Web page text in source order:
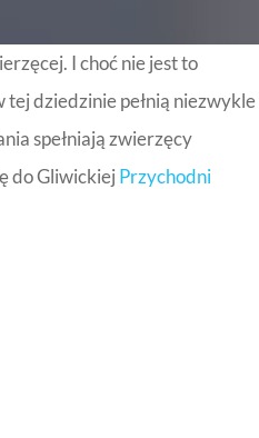
I choć nie jest to
dziedzinie pełnią niezwykle
spełniają zwierzęcy
do Gliwickiej Przychodni